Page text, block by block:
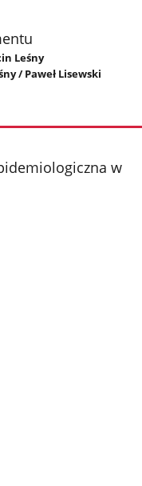
Leśny
/ Paweł Lisewski
w